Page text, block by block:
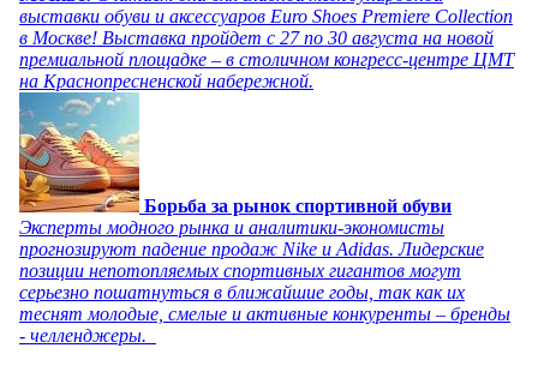
выставки обуви и аксессуаров Euro Shoes Premiere Collection
в Москве! Выставка пройдет с 27 по 30 августа на новой
премиальной площадке – в столичном конгресс-центре ЦМТ
на Краснопресненской набережной.
Борьба за рынок спортивной обуви
Эксперты модного рынка и аналитики-экономисты
прогнозируют падение продаж Nike и Adidas. Лидерские
позиции непотопляемых спортивных гигантов могут
серьезно пошатнуться в ближайшие годы, так как их
теснят молодые, смелые и активные конкуренты – бренды
- челленджеры.